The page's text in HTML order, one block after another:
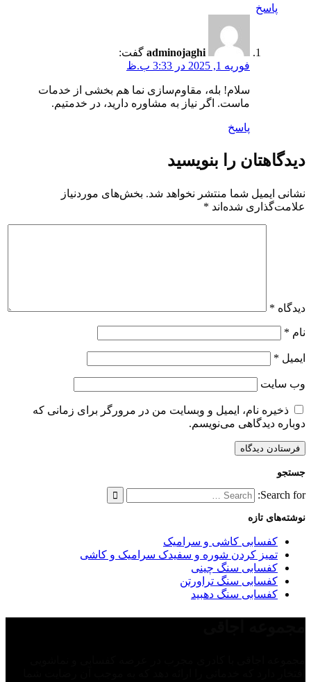
پاسخ
adminojaghi گفت:
فوریه 1, 2025 در 3:33 ب.ظ
سلام! بله، مقاوم‌سازی نما هم بخشی از خدمات
ماست. اگر نیاز به مشاوره دارید، در خدمتیم.
پاسخ
دیدگاهتان را بنویسید
نشانی ایمیل شما منتشر نخواهد شد. بخش‌های موردنیاز
علامت‌گذاری شده‌اند *
دیدگاه *
نام *
ایمیل *
وب‌ سایت
ذخیره نام، ایمیل و وبسایت من در مرورگر برای زمانی که
دوباره دیدگاهی می‌نویسم.
جستجو
Search for:
نوشته‌های تازه
کفسابی کاشی و سرامیک
تمیز کردن شوره و سفیدک سرامیک و کاشی
کفسابی سنگ چینی
کفسابی سنگ تراورتن
کفسابی سنگ دهبید